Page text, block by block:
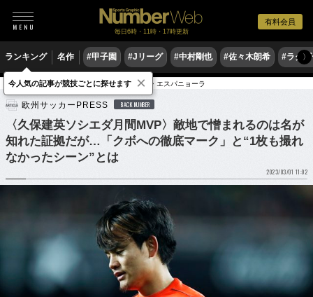
有料会員
毎日6時・11時・17時更新
ランキング 名作 #甲子園 #Jリーグ #中村剛也 #佐々木朗希 #ラグ〉
サッカー サッカー日本代表 リーガ・エスパニョーラ
欧州サッカーPRESS BACK NUMBER
〈久保建英ソシエダ月間MVP〉敵地で憎まれるのは名が
知れた証拠だが…「クボへの徹底マーク」と“1枚も撮れ
なかったシーン”とは
2023/03/01 11:02
今人気の記事が競技ごとに探せます ×